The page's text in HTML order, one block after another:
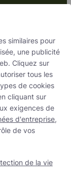
similaires pour
une publicité
Cliquez sur
tous les
de cookies
cliquant sur
exigences de
d'entreprise,
de vos
de la vie